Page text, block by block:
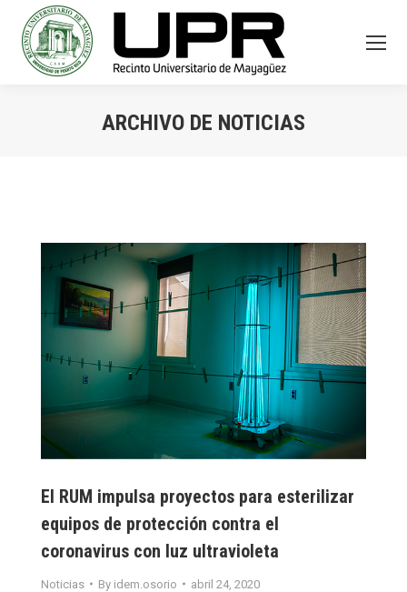
ARCHIVO DE NOTICIAS
El RUM impulsa proyectos para esterilizar
equipos de protección contra el
coronavirus con luz ultravioleta
Noticias By idem.osorio abril 24, 2020